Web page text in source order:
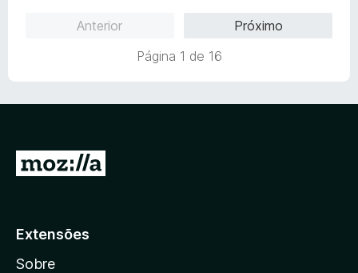
Anterior
Próximo
Página 1 de 16
a
a
Extensões
Sobre